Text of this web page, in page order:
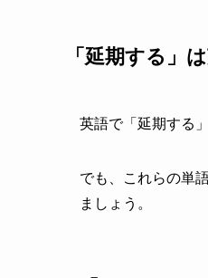
「延期する」
英語で「延期する
でも、これらの単
ましょう。